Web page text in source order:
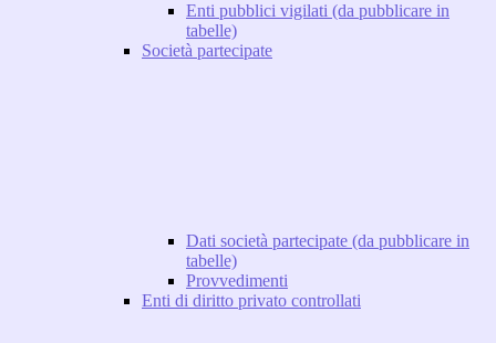
Enti pubblici vigilati (da pubblicare in
tabelle)
Società partecipate
Dati società partecipate (da pubblicare in
tabelle)
Provvedimenti
Enti di diritto privato controllati